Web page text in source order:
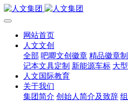
网站首页
人文文创
全部 吧唧文创徽章 精品徽章
记本文具定制 新能源车标 大
人文国际教育
关于我们
集团简介 创始人简介及致辞